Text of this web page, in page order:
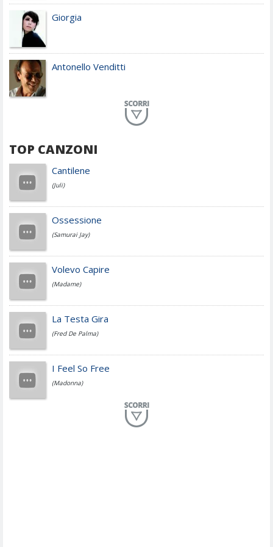
Giorgia
Antonello Venditti
Achille Lauro
Cesare Cremonini
Jovanotti
Fedez
Simone Cristicchi
TOP CANZONI
Cantilene
(Juli)
Ossessione
(Samurai Jay)
Volevo Capire
(Madame)
La Testa Gira
(Fred De Palma)
I Feel So Free
(Madonna)